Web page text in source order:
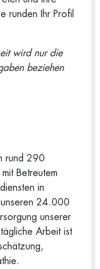
runden Ihr Profil
wird nur die
beziehen
rund 290
Betreutem
in
unseren 24.000
unserer
Arbeit ist